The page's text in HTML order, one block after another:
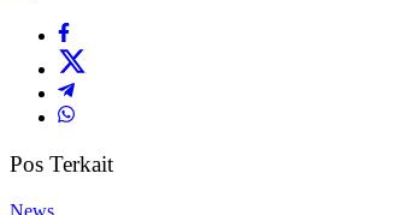
Pos Terkait
News